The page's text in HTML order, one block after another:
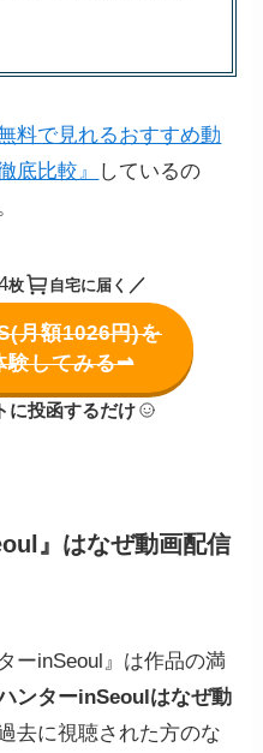
料で見れるおすすめ動
底比較』
しているの
枚 自宅に届く ／
月額1026円)を
験してみる⇀
に投函するだけ
』はなぜ動画配信
ーinSeoul』は作品の満
ハンターinSeoulはなぜ動
去に視聴された方のな